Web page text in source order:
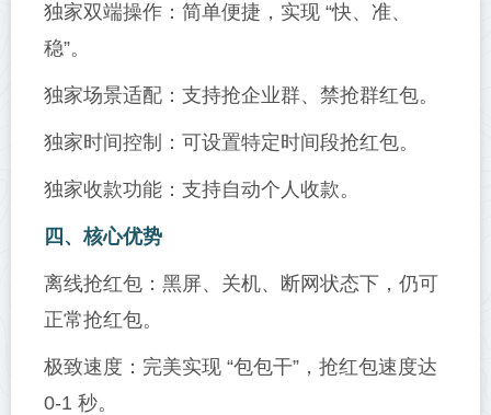
独家双端操作：简单便捷，实现 “快、准、
稳”。
独家场景适配：支持抢企业群、禁抢群红包。
独家时间控制：可设置特定时间段抢红包。
独家收款功能：支持自动个人收款。
四、核心优势
离线抢红包：黑屏、关机、断网状态下，仍可
正常抢红包。
极致速度：完美实现 “包包干”，抢红包速度达
0-1 秒。